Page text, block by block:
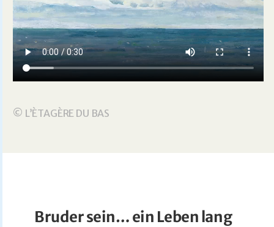
© L’ÈTAGÈRE DU BAS
Bruder sein… ein Leben lang